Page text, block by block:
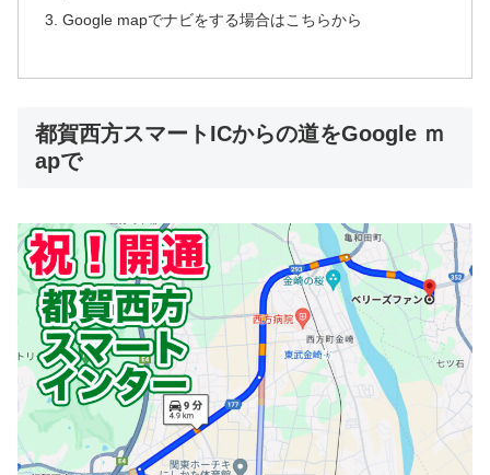
Google mapでナビをする場合はこちらから
都賀西方スマートICからの道をGoogle ｍ
apで